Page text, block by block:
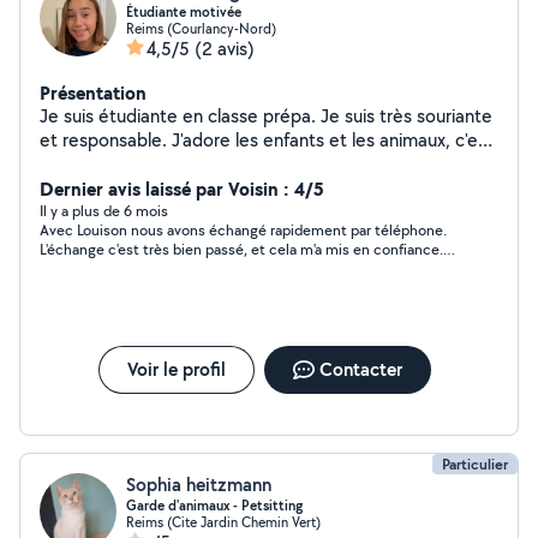
activités avec vos enfants ainsi que faire des balades si
vous êtes d'accord ! N'hésitez pas à me contacter si
vous souhaitez plus de renseignements!
Étudiante motivée
Reims (Courlancy-Nord)
4,5/5 (2 avis)
Présentation
Je suis étudiante en classe prépa. Je suis très souriante
et responsable. J'adore les enfants et les animaux, c'est
vos vacances ou vos soirées!
Dernier avis laissé par Voisin : 4/5
Il y a plus de 6 mois
Avec Louison nous avons échangé rapidement par téléphone.
L'échange c'est très bien passé, et cela m'a mis en confiance.
Voir le profil Contacter
Particulier
Sophia heitzmann
Garde d'animaux - Petsitting
Reims (Cite Jardin Chemin Vert)